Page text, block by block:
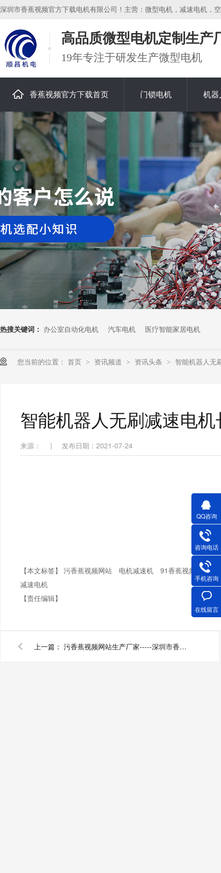
深圳市香蕉视频官方下载电机有限公司！主营：微型电机，减速电机，空
高品质微型电机定制生产
19年专注于研发生产微型电机
香蕉视频官方下载首页 门锁电机 机器
关于香蕉视频官方下载
热搜关键词： 办公室自动化电机 汽车电机 医疗智能家居电机
您当前的位置： 首页 > 资讯频道 > 资讯头条 > 智能机器人无刷
智能机器人无刷减速电机长
来源： | 发布日期：2021-07-24
【本文标签】 污香蕉视频网站 电机减速机
91香蕉视频APP下
减速电机
【责任编辑】
上一篇： 污香蕉视频网站生产厂家-----深圳市香蕉视频官方下载电机有限公司
QQ咨询
咨询电话
手机咨询
在线留言